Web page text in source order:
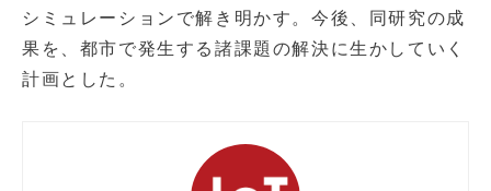
シミュレーションで解き明かす。今後、同研究の成
果を、都市で発生する諸課題の解決に生かしていく
計画とした。